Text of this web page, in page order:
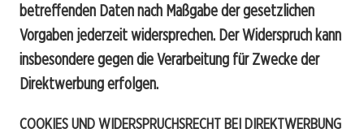
betreffenden Daten nach Maßgabe der gesetzlichen
Vorgaben jederzeit widersprechen. Der Widerspruch kann
insbesondere gegen die Verarbeitung für Zwecke der
Direktwerbung erfolgen.
COOKIES UND WIDERSPRUCHSRECHT BEI DIREKTWERBUNG